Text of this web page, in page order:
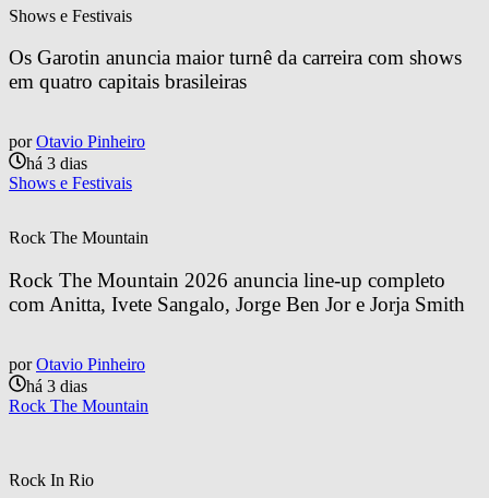
Shows e Festivais
Os Garotin anuncia maior turnê da carreira com shows
em quatro capitais brasileiras
por Otavio Pinheiro
há 3 dias
Shows e Festivais
Rock The Mountain
Rock The Mountain 2026 anuncia line-up completo
com Anitta, Ivete Sangalo, Jorge Ben Jor e Jorja Smith
por Otavio Pinheiro
há 3 dias
Rock The Mountain
Rock In Rio